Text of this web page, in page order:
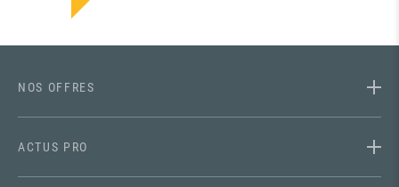
NOS OFFRES
ACTUS PRO